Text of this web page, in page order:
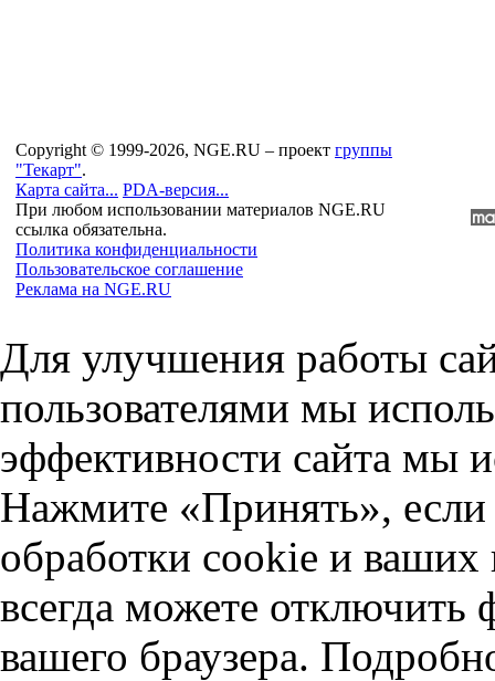
Copyright © 1999-2026, NGE.RU – проект группы
"Текарт".
Карта сайта... PDA-версия...
При любом использовании материалов NGE.RU
ссылка обязательна.
Политика конфиденциальности
Пользовательское соглашение
Реклама на NGE.RU
Для улучшения работы
пользователями мы
эффективности сайта мы
Нажмите «Принять», если
обработки cookie и
всегда можете отключить
вашего браузера.